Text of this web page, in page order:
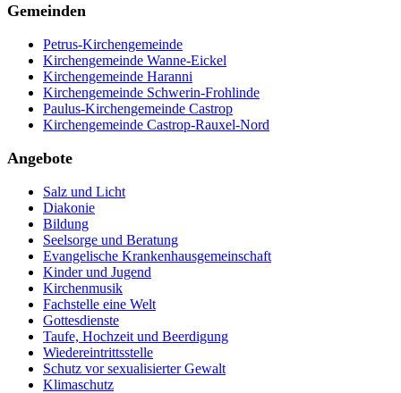
Gemeinden
Petrus-Kirchengemeinde
Kirchengemeinde Wanne-Eickel
Kirchengemeinde Haranni
Kirchengemeinde Schwerin-Frohlinde
Paulus-Kirchengemeinde Castrop
Kirchengemeinde Castrop-Rauxel-Nord
Angebote
Salz und Licht
Diakonie
Bildung
Seelsorge und Beratung
Evangelische Krankenhausgemeinschaft
Kinder und Jugend
Kirchenmusik
Fachstelle eine Welt
Gottesdienste
Taufe, Hochzeit und Beerdigung
Wiedereintrittsstelle
Schutz vor sexualisierter Gewalt
Klimaschutz